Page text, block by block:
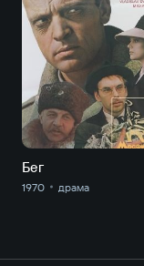
Бег
1970 драма